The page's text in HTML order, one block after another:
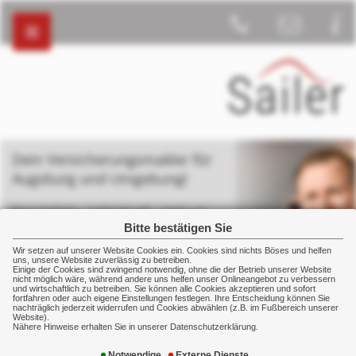
Bitte bestätigen Sie
Wir setzen auf unserer Website Cookies ein. Cookies sind nichts Böses und helfen
uns, unsere Website zuverlässig zu betreiben.
Einige der Cookies sind zwingend notwendig, ohne die der Betrieb unserer Website
nicht möglich wäre, während andere uns helfen unser Onlineangebot zu verbessern
und wirtschaftlich zu betreiben. Sie können alle Cookies akzeptieren und sofort
fortfahren oder auch eigene Einstellungen festlegen. Ihre Entscheidung können Sie
nachträglich jederzeit widerrufen und Cookies abwählen (z.B. im Fußbereich unserer
Website).
Nähere Hinweise erhalten Sie in unserer Datenschutzerklärung.
Dein Versicherungsmakler für
Augsburg und Umgebung!
Persönlich – individuell - stets an
Home Kontakt Angebotsanforderung